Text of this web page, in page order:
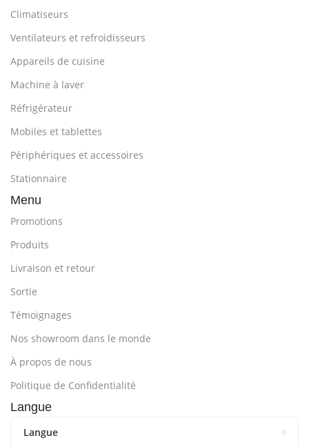
Climatiseurs
Ventilateurs et refroidisseurs
Appareils de cuisine
Machine à laver
Réfrigérateur
Mobiles et tablettes
Périphériques et accessoires
Stationnaire
Menu
Promotions
Produits
Livraison et retour
Sortie
Témoignages
Nos showroom dans le monde
À propos de nous
Politique de Confidentialité
Langue
Langue